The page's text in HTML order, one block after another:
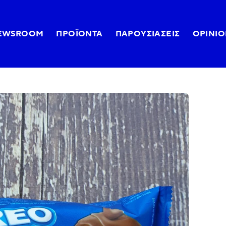
ΠΡΟΪΌΝΤΑ ΠΑΡΟΥΣΙΆΣΕΙΣ